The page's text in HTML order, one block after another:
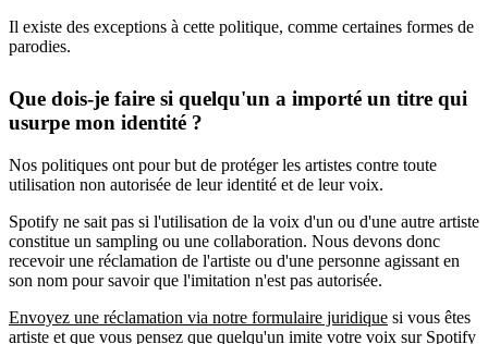
Il existe des exceptions à cette politique, comme certaines formes de
parodies.
Que dois-je faire si quelqu'un a importé un titre qui
usurpe mon identité ?
Nos politiques ont pour but de protéger les artistes contre toute
utilisation non autorisée de leur identité et de leur voix.
Spotify ne sait pas si l'utilisation de la voix d'un ou d'une autre artiste
constitue un sampling ou une collaboration. Nous devons donc
recevoir une réclamation de l'artiste ou d'une personne agissant en
son nom pour savoir que l'imitation n'est pas autorisée.
Envoyez une réclamation via notre formulaire juridique si vous êtes
artiste et que vous pensez que quelqu'un imite votre voix sur Spotify